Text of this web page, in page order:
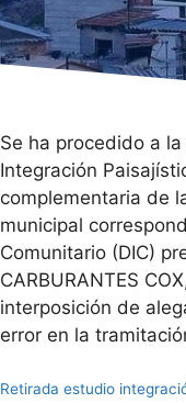
Se ha procedido a
Integración
complementaria de
municipal
Comunitario (DIC)
CARBURANTES
interposición de
error en la
Retirada estudio